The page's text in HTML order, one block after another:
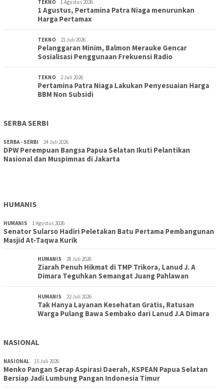
TEKNO 1 Agustus 2026
1 Agustus, Pertamina Patra Niaga menurunkan
Harga Pertamax
TEKNO 21 Juli 2026
Pelanggaran Minim, Balmon Merauke Gencar
Sosialisasi Penggunaan Frekuensi Radio
TEKNO 2 Juli 2026
Pertamina Patra Niaga Lakukan Penyesuaian Harga
BBM Non Subsidi
SERBA SERBI
SERBA - SERBI 24 Juli 2026
DPW Perempuan Bangsa Papua Selatan Ikuti Pelantikan
Nasional dan Muspimnas di Jakarta
TOPIK 30 Juli 2026
Wujudkan Sekolah Adiwiyata:SD Inpres Polder Merauke
HUMANIS
HUMANIS 1 Agustus 2026
Senator Sularso Hadiri Peletakan Batu Pertama Pembangunan
Masjid At-Taqwa Kurik
HUMANIS 28 Juli 2026
Ziarah Penuh Hikmat di TMP Trikora, Lanud J. A
Dimara Teguhkan Semangat Juang Pahlawan
HUMANIS 22 Juli 2026
Tak Hanya Layanan Kesehatan Gratis, Ratusan
Warga Pulang Bawa Sembako dari Lanud J.A Dimara
NASIONAL
NASIONAL 15 Juli 2026
Menko Pangan Serap Aspirasi Daerah, KSPEAN Papua Selatan
Bersiap Jadi Lumbung Pangan Indonesia Timur